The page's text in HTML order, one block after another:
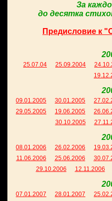
За
до десятка
Предисловие
25.07.04 25.09.2004
09.01.2005 30.01.2005
29.05.2005
19.06.2005
30.10.2005
08.01.2006 26.02.2006
11.06.2006
25.06.2006
29.10.2006
12.11.2006
07.01.2007 28.01.2007